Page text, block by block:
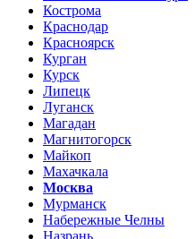
Кострома
Краснодар
Красноярск
Курган
Курск
Липецк
Луганск
Магадан
Магнитогорск
Майкоп
Махачкала
Москва
Мурманск
Набережные Челны
Назрань